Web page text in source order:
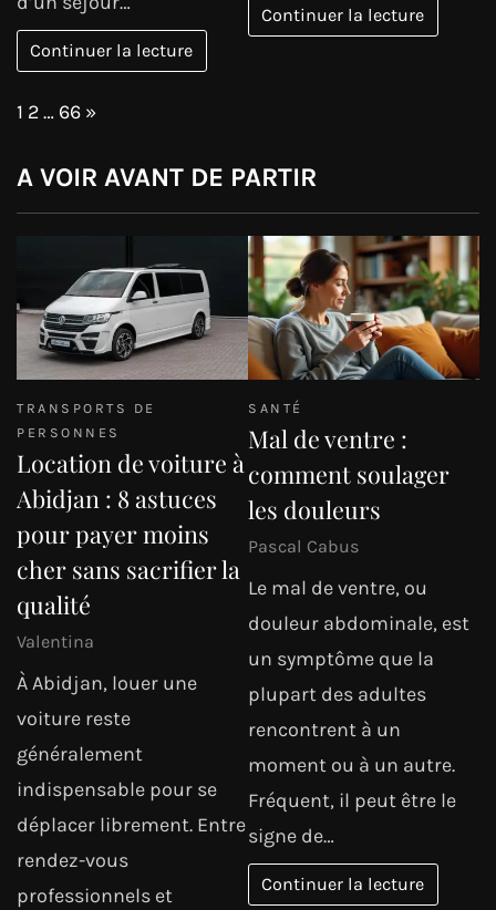
Continuer la lecture
Continuer la lecture
Page:
1 2… 66 Next
»
A VOIR AVANT DE PARTIR
TRANSPORTS DE
PERSONNES
Location de voiture à
Abidjan : 8 astuces
pour payer moins
cher sans sacrifier la
qualité
Valentina
À Abidjan, louer une
voiture reste
généralement
indispensable pour se
déplacer librement. Entre
rendez-vous
professionnels et
SANTÉ
Mal de ventre :
comment soulager
les douleurs
Pascal Cabus
Le mal de ventre, ou
douleur abdominale, est
un symptôme que la
plupart des adultes
rencontrent à un
moment ou à un autre.
Fréquent, il peut être le
signe de…
Continuer la lecture